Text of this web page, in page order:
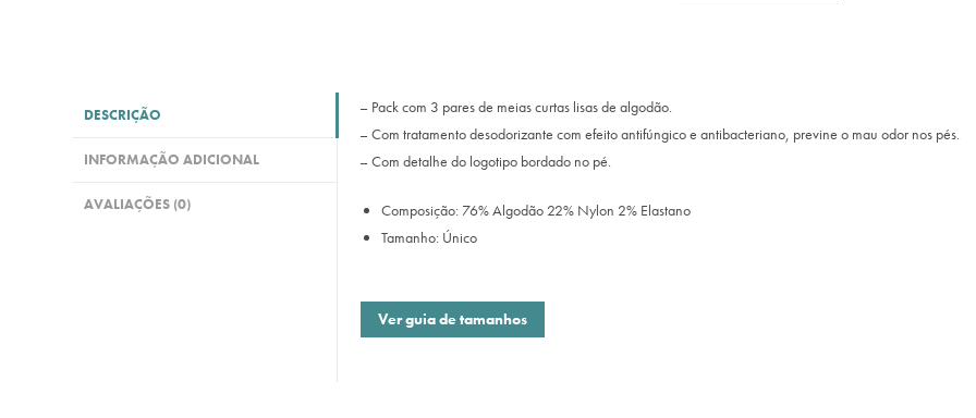
DESCRIÇÃO
INFORMAÇÃO ADICIONAL
AVALIAÇÕES (0)
– Pack com 3 pares de meias curtas lisas de algodão.
– Com tratamento desodorizante com efeito antifúngico e antibacteriano, previne o mau odor nos pés.
– Com detalhe do logotipo bordado no pé.
Composição: 76% Algodão 22% Nylon 2% Elastano
Tamanho: Único
Ver guia de tamanhos